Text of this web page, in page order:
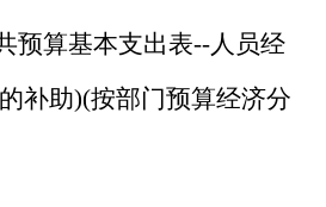
预算基本支出表--人员经
补助)(按部门预算经济分